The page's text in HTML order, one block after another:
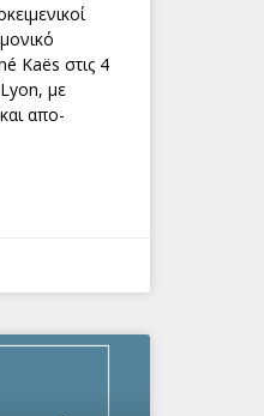
Kaës στις 4
με
απο-